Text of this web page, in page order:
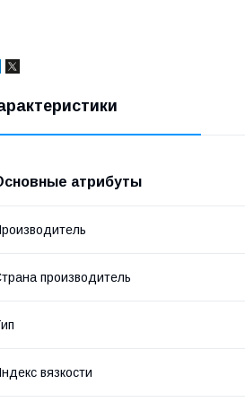
атрибуты
производитель
вязкости